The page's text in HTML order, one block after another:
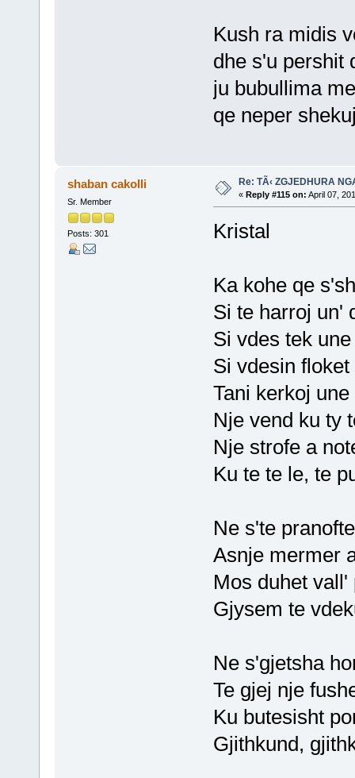
Kush ra midis
dhe s'u pershit
ju bubullima
qe neper
shaban cakolli
Sr. Member
Posts: 301
Re: TÃ‹ ZGJEDHURA
« Reply #115 on: April 07,
Kristal
Ka kohe qe
Si te harroj un'
Si vdes tek
Si vdesin
Tani kerkoj
Nje vend ku ty
Nje strofe a
Ku te te le, te
Ne s'te
Asnje mermer
Mos duhet
Gjysem te
Ne s'gjetsha
Te gjej nje
Ku butesisht
Gjithkund,